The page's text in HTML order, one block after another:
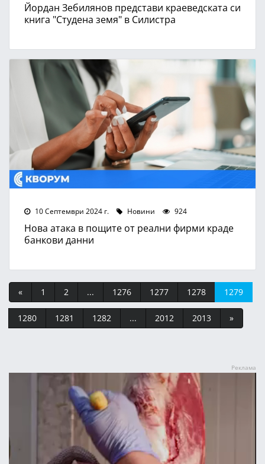
Йордан Зебилянов представи краеведската си
книга "Студена земя" в Силистра
10 Септември 2024 г. Новини 924
Нова атака в пощите от реални фирми краде
банкови данни
« 1 2 ... 1276 1277 1278 1279
1280 1281 1282 ... 2012 2013 »